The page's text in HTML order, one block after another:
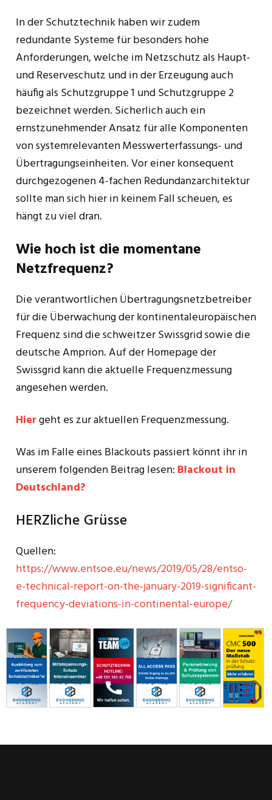
In der Schutztechnik haben wir zudem
redundante Systeme für besonders hohe
Anforderungen, welche im Netzschutz als Haupt-
und Reserveschutz und in der Erzeugung auch
häufig als Schutzgruppe 1 und Schutzgruppe 2
bezeichnet werden. Sicherlich auch ein
ernstzunehmender Ansatz für alle Komponenten
von systemrelevanten Messwerterfassungs- und
Übertragungseinheiten. Vor einer konsequent
durchgezogenen 4-fachen Redundanzarchitektur
sollte man sich hier in keinem Fall scheuen, es
hängt zu viel dran.
Wie hoch ist die momentane
Netzfrequenz?
Die verantwortlichen Übertragungsnetzbetreiber
für die Überwachung der kontinentaleuropäischen
Frequenz sind die schweitzer Swissgrid sowie die
deutsche Amprion. Auf der Homepage der
Swissgrid kann die aktuelle Frequenzmessung
angesehen werden.
Hiergeht es zur aktuellen Frequenzmessung.
Was im Falle eines Blackouts passiert könnt ihr in
unserem folgenden Beitrag lesen: Blackout in
Deutschland?
HERZliche Grüsse
Quellen:
https://www.entsoe.eu/news/2019/05/28/entso-
e-technical-report-on-the-january-2019-significant-
frequency-deviations-in-continental-europe/